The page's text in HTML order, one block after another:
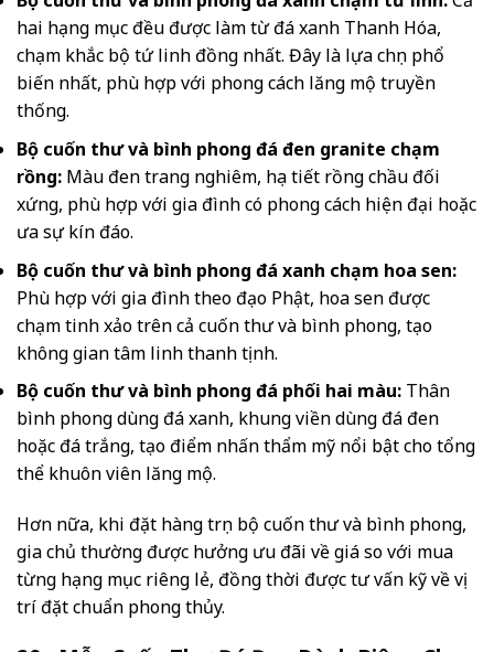
hai hạng mục đều được làm từ đá xanh Thanh Hóa,
chạm khắc bộ tứ linh đồng nhất. Đây là lựa chọn phổ
biến nhất, phù hợp với phong cách lăng mộ truyền
thống.
Bộ cuốn thư và bình phong đá đen granite chạm
rồng: Màu đen trang nghiêm, họa tiết rồng chầu đối
xứng, phù hợp với gia đình có phong cách hiện đại hoặc
ưa sự kín đáo.
Bộ cuốn thư và bình phong đá xanh chạm hoa sen:
Phù hợp với gia đình theo đạo Phật, hoa sen được
chạm tinh xảo trên cả cuốn thư và bình phong, tạo
không gian tâm linh thanh tịnh.
Bộ cuốn thư và bình phong đá phối hai màu: Thân
bình phong dùng đá xanh, khung viền dùng đá đen
hoặc đá trắng, tạo điểm nhấn thẩm mỹ nổi bật cho tổng
thể khuôn viên lăng mộ.
Hơn nữa, khi đặt hàng trọn bộ cuốn thư và bình phong,
gia chủ thường được hưởng ưu đãi về giá so với mua
từng hạng mục riêng lẻ, đồng thời được tư vấn kỹ về vị
trí đặt chuẩn phong thủy.